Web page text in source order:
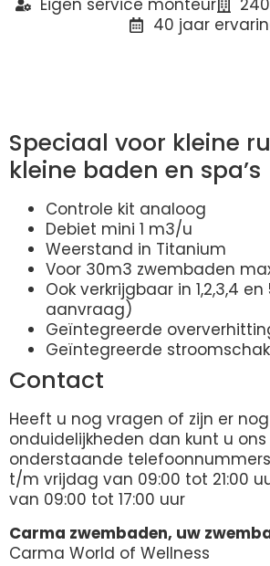
Eigen service monteur
40 jaar
Speciaal voor kleine
kleine baden en spa’s
Controle kit analoog
Debiet mini 1 m3/u
Weerstand in Titanium
Voor 30m3 zwembaden
Ook verkrijgbaar in 1,2,3,4 en
aanvraag)
Geïntegreerde
Geïntegreerde
Contact
Heeft u nog vragen of zijn er nog
onduidelijkheden dan kunt u
onderstaande
t/m vrijdag van 09:00 tot 21:00
van 09:00 tot 17:00 uur
Carma zwembaden, uw
Carma World of Wellness